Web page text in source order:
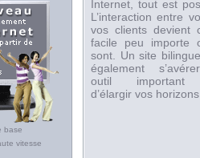
base
vitesse
Internet, tout est
L’interaction entre
vos clients devient
facile peu importe
sont. Un site
également
outil important
d’élargir vos